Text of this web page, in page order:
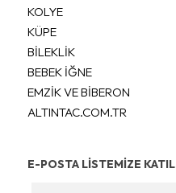
KOLYE
KÜPE
BİLEKLİK
BEBEK İĞNE
EMZİK VE BİBERON
ALTINTAC.COM.TR
E-POSTA LİSTEMİZE KATIL